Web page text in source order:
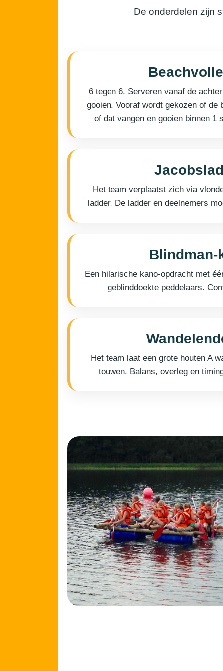
De onderdelen zijn
6 tegen 6. Serveren vanaf de
gooien. Vooraf wordt gekozen of de
of dat vangen en gooien binnen 1
Het team verplaatst zich via
ladder. De ladder en deelnemers
Blindman-
Een hilarische kano-opdracht met
geblinddoekte peddelaars.
Het team laat een grote houten A
touwen. Balans, overleg en